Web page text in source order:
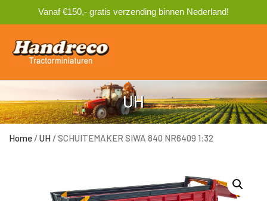
Vanaf €150,- gratis verzending binnen Nederland!
UH
Home /UH / SCHUITEMAKER SIWA 840 NR6409 1:32